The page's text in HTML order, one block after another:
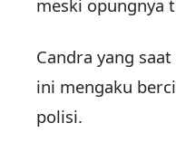
meski opungnya
Candra yang
ini mengaku
polisi.